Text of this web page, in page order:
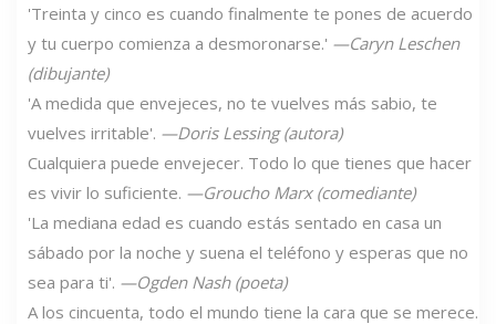
'Treinta y cinco es cuando finalmente te pones de acuerdo
y tu cuerpo comienza a desmoronarse.' —Caryn Leschen
(dibujante)
'A medida que envejeces, no te vuelves más sabio, te
vuelves irritable'. —Doris Lessing (autora)
Cualquiera puede envejecer. Todo lo que tienes que hacer
es vivir lo suficiente. —Groucho Marx (comediante)
'La mediana edad es cuando estás sentado en casa un
sábado por la noche y suena el teléfono y esperas que no
sea para ti'. —Ogden Nash (poeta)
A los cincuenta, todo el mundo tiene la cara que se merece.